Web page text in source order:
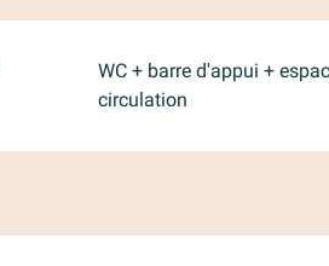
WC + barre d'appui +
circulation